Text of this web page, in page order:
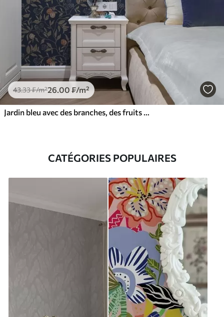
43.33₣/m²26.00 ₣/m²
Jardin bleu avec des branches, des fruits et de minuscules fleurs
CATÉGORIES POPULAIRES